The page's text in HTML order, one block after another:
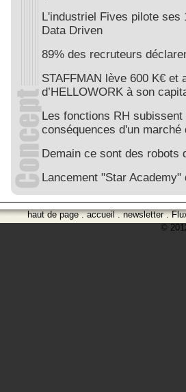
L'industriel Fives pilote ses
Data Driven
89% des recruteurs
STAFFMAN lève 600 K€ et
d’HELLOWORK à son
Les fonctions RH
conséquences d'un
Demain ce sont des robots
Lancement "Star
haut de page.accueil.newsletter.
©